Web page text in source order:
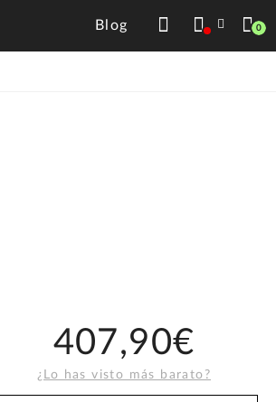
Blog 0
407,90€
¿Lo has visto más barato?